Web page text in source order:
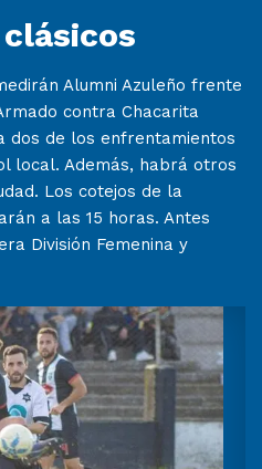
Alumni Azuleño frente
contra Chacarita
de los enfrentamientos
local. Además, habrá otros
Los cotejos de la
a las 15 horas. Antes
División Femenina y